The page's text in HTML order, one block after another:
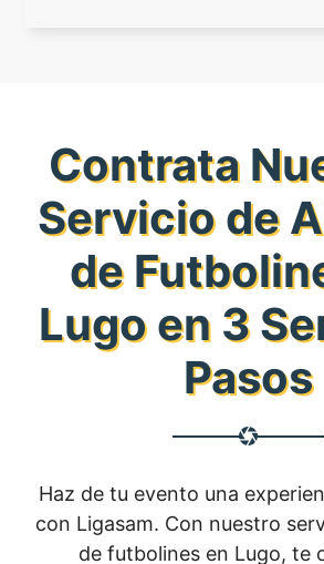
Contrata
Servicio de
de
Lugo en 3
Pasos
Haz de tu evento una
con Ligasam. Con nuestro
de futbolines en Lugo, te